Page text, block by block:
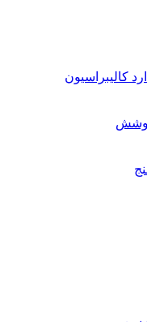
کالیبراسیون